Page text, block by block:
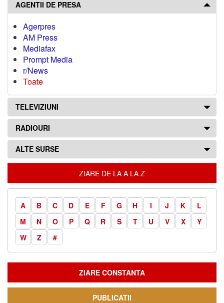
AGENTII DE PRESA
Agerpres
AM Press
Mediafax
Prompt Media
r/News
Toate
TELEVIZIUNI
RADIOURI
ALTE SURSE
ZIARE DE LA A LA Z
A B C D E F G H I J K
L
M
N O P Q R S T U V X
Y
W
Z #
ZIARE CONSTANTA
PUBLICATII